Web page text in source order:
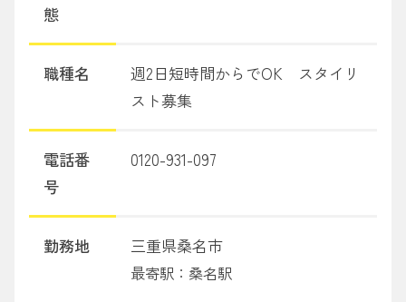
態
職種名
週2日短時間からでOK スタイリ
スト募集
電話番
号
0120-931-097
勤務地 三重県桑名市
最寄駅：桑名駅